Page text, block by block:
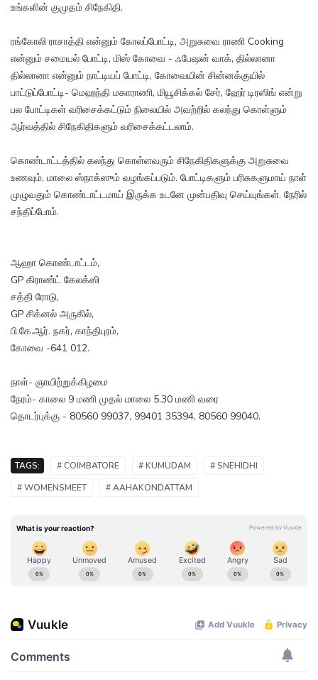
உங்களின் குமுதம் சிநேகிதி.
ரங்கோலி ராசாத்தி என்னும் கோலப்போட்டி, அறுசுவை ராணி Cooking
என்னும் சமையல் போட்டி, மிஸ் கோவை - ஃபேஷன் வாக், தில்லானா
தில்லானா என்னும் நாட்டியப் போட்டி, கோவையின் சின்னக்குயில்
பாட்டுப்போட்டி- மெஹந்தி மகாராணி, மியூசிக்கல் சேர், ஹேர் டிரஸிங் என்று
பல போட்டிகள் வரிசைக்கட்டும் நிலையில் அவற்றில் கலந்து கொள்ளும்
ஆர்வத்தில் சிநேகிதிகளும் வரிசைக்கட்டலாம்.
கொண்டாட்டத்தில் கலந்து கொள்ளவரும் சிநேகிதிகளுக்கு அறுசுவை
உணவும், மாலை ஸ்நாக்ஸும் வழங்கப்படும். போட்டிகளும் பரிசுகளுமாய் நாள்
முழுவதும் கொண்டாட்டமாய் இருக்க உடனே முன்பதிவு செய்யுங்கள். நேரில்
சந்திப்போம்.
ஆஹா கொண்டாட்டம்,
GP கிராண்ட் கேலக்ஸி
சத்தி ரோடு,
GP சிக்னல் அருகில்,
பி.கே.ஆர். நகர், காந்திபுரம்,
கோவை -641 012.
நாள்- ஞாயிற்றுக்கிழமை
நேரம்- காலை 9 மணி முதல் மாலை 5.30 மணி வரை
தொடர்புக்கு - 80560 99037, 99401 35394, 80560 99040.
TAGS: # COIMBATORE # KUMUDAM
# SNEHIDHI
# WOMENSMEET
# AAHAKONDATTAM